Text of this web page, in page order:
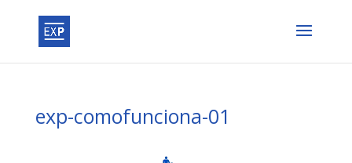
exp-comofunciona-01